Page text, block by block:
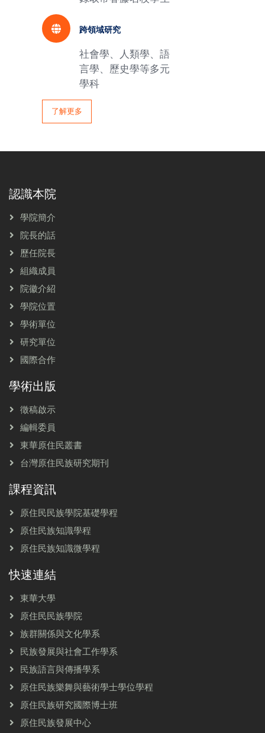
跨領域研究
社會學、人類學、語
言學、歷史學等多元
學科
了解更多
認識本院
學院簡介
院長的話
歷任院長
組織成員
院徽介紹
學院位置
學術單位
研究單位
國際合作
學術出版
徵稿啟示
編輯委員
東華原住民叢書
台灣原住民族研究期刊
課程資訊
原住民民族學院基礎學程
原住民族知識學程
原住民族知識微學程
快速連結
東華大學
原住民民族學院
族群關係與文化學系
民族發展與社會工作學系
民族語言與傳播學系
原住民族樂舞與藝術學士學位學程
原住民族研究國際博士班
原住民族發展中心